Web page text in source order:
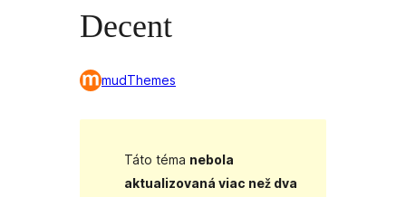
Decent
mudThemes
Táto téma nebola
aktualizovaná viac než dva